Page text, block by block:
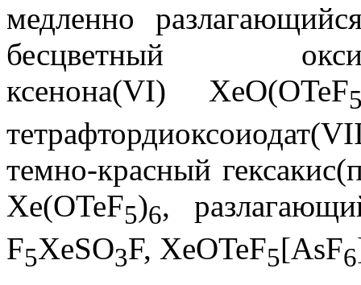
медленно
бесцветный оксид-
ксенона(VI) XeO(OTeF
темно-красный
Xe(OTeF5)6,
F5XeSO3F, XeOTeF5[AsF6